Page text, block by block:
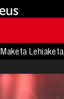
Maketa Lehiaketa